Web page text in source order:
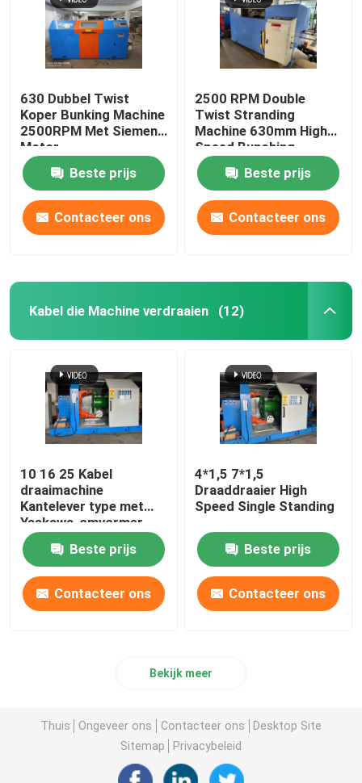
630 Dubbel Twist
Koper Bunking Machine
2500RPM Met Siemens
Motor
Beste prijs
Contacteer ons
2500 RPM Double
Twist Stranding
Machine 630mm High
Speed Bunching
Machine
Beste prijs
Contacteer ons
Kabel die Machine verdraaien (12)
10 16 25 Kabel
draaimachine
Kantelever type met
Yaskawa-omvormer
Beste prijs
Contacteer ons
4*1,5 7*1,5
Draaddraaier High
Speed Single Standing
Beste prijs
Contacteer ons
Bekijk meer
Thuis Ongeveer ons Contacteer ons
Desktop Site
Sitemap
Privacybeleid